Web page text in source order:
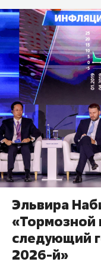
Эльвира
«Тормозной
следующий
2026-й»